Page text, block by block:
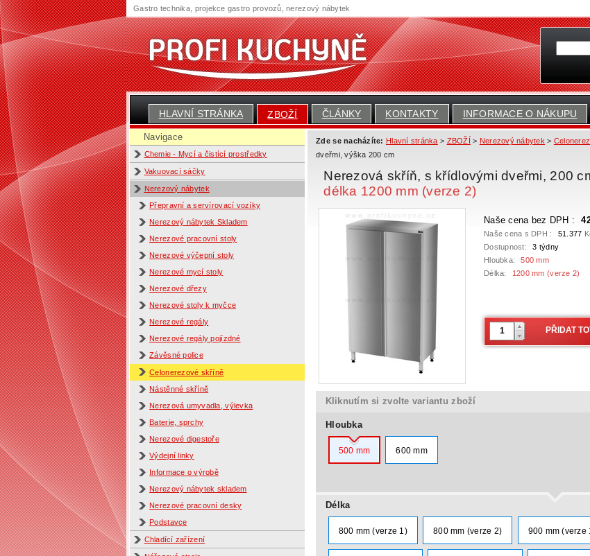
HLAVNÍ STRÁNKA ZBOŽÍ ČLÁNKY KONTAKTY INFORMACE O NÁKUPU
Navigace
Chemie - Mycí a čistící prostředky
Vakuovací sáčky
Nerezový nábytek
Přepravní a servírovací vozíky
Nerezový nábytek Skladem
Nerezové pracovní stoly
Nerezové výčepní stoly
Nerezové mycí stoly
Nerezové dřezy
Nerezové stoly k myčce
Nerezové regály
Nerezové regály pojízdné
Závěsné police
Celonerezové skříně
Nástěnné skříně
Nerezová umyvadla, výlevka
Baterie, sprchy
Nerezové digestoře
Výdejní linky
Informace o výrobě
Nerezový nábytek skladem
Nerezové pracovní desky
Podstavce
Chladící zařízení
Zde se nacházíte: Hlavní stránka > ZBOŽÍ > Nerezový nábytek >
dveřmi, výška 200 cm
Nerezová skříň, s křídlovými dveřmi, 200
délka 1200 mm (verze 2)
Naše cena bez DPH :
Naše cena s DPH :
51.377
Dostupnost:
3 týdny
Hloubka:
500 mm
Délka:
1200 mm (verze 2)
Kliknutím si zvolte variantu zboží
Hloubka
500 mm 600 mm
Délka
800 mm (verze 1) 800 mm (verze 2) 900 mm (verze
Gastro technika, projekce gastro provozů, nerezový nábytek